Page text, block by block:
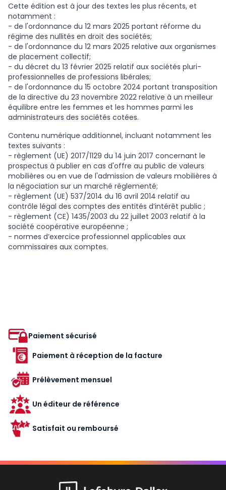
Cette édition est à jour des textes les plus récents, et
notamment :
- de l'ordonnance du 12 mars 2025 portant réforme du
régime des nullités en droit des sociétés;
- de l'ordonnance du 12 mars 2025 relative aux organismes
de placement collectif;
- du décret du 13 février 2025 relatif aux sociétés pluri-
professionnelles de professions libérales;
- de l'ordonnance du 15 octobre 2024 portant transposition
de la directive du 23 novembre 2022 relative à un meilleur
équilibre entre les femmes et les hommes parmi les
administrateurs des sociétés cotées.
Contenu numérique additionnel, incluant notamment les
textes suivants :
- règlement (UE) 2017/1129 du 14 juin 2017 concernant le
prospectus à publier en cas d'offre au public de valeurs
mobilières ou en vue de l'admission de valeurs mobilières à
la négociation sur un marché réglementé;
- règlement (UE) 537/2014 du 16 avril 2014 relatif au
contrôle légal des comptes des entités d’intérêt public ;
- règlement (CE) 1435/2003 du 22 juillet 2003 relatif à la
société coopérative européenne ;
- normes d’exercice professionnel applicables aux
commissaires aux comptes.
Paiement sécurisé
Paiement à réception de la facture
Prélèvement mensuel
Un éditeur de référence
Satisfait ou remboursé